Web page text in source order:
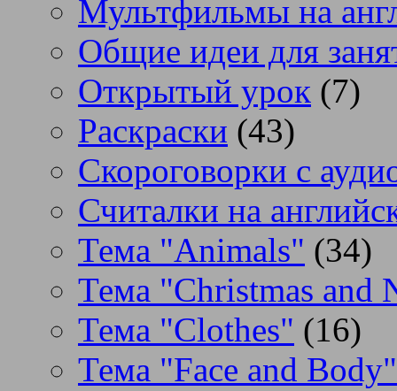
Мультфильмы на
Общие идеи для
Открытый урок (7)
Раскраски (43)
Скороговорки с
Считалки на
Тема "Animals" (34)
Тема "Christmas and
Тема "Clothes" (16)
Тема "Face and Body"